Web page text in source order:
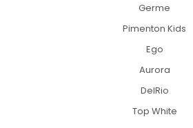
Germe
Pimenton Kids
Ego
Aurora
DelRio
Top White